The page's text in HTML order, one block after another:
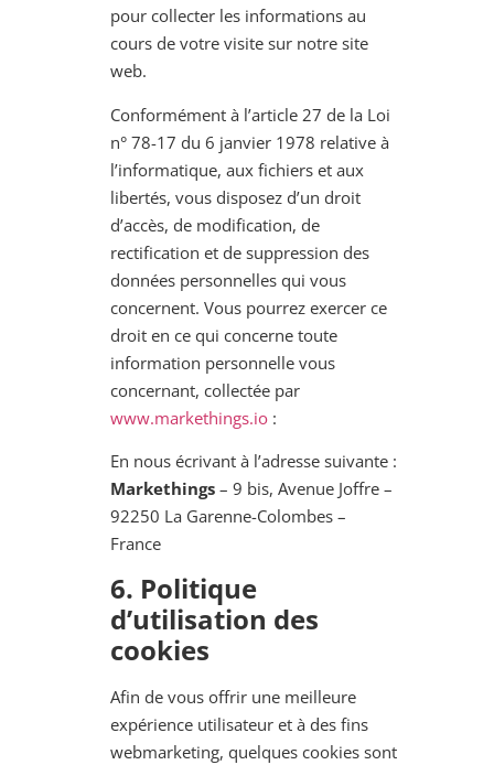
pour collecter les informations au
cours de votre visite sur notre site
web.
Conformément à l’article 27 de la Loi
n° 78-17 du 6 janvier 1978 relative à
l’informatique, aux fichiers et aux
libertés, vous disposez d’un droit
d’accès, de modification, de
rectification et de suppression des
données personnelles qui vous
concernent. Vous pourrez exercer ce
droit en ce qui concerne toute
information personnelle vous
concernant, collectée par
www.markethings.io :
En nous écrivant à l’adresse suivante :
Markethings – 9 bis, Avenue Joffre –
92250 La Garenne-Colombes –
France
6. Politique
d’utilisation des
cookies
Afin de vous offrir une meilleure
expérience utilisateur et à des fins
webmarketing, quelques cookies sont